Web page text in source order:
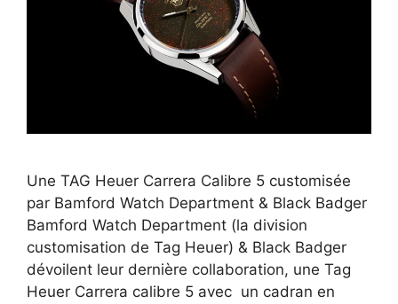
Une TAG Heuer Carrera Calibre 5 customisée
par Bamford Watch Department & Black Badger
Bamford Watch Department (la division
customisation de Tag Heuer) & Black Badger
dévoilent leur dernière collaboration, une Tag
Heuer Carrera calibre 5 avec un cadran en